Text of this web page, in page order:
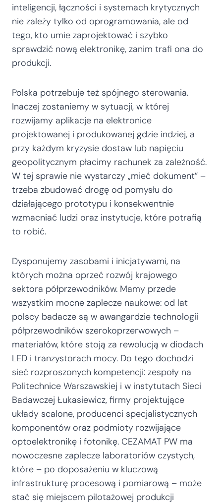
inteligencji, łączności i systemach krytycznych
nie zależy tylko od oprogramowania, ale od
tego, kto umie zaprojektować i szybko
sprawdzić nową elektronikę, zanim trafi ona do
produkcji.
Polska potrzebuje też spójnego sterowania.
Inaczej zostaniemy w sytuacji, w której
rozwijamy aplikacje na elektronice
projektowanej i produkowanej gdzie indziej, a
przy każdym kryzysie dostaw lub napięciu
geopolitycznym płacimy rachunek za zależność.
W tej sprawie nie wystarczy „mieć dokument” –
trzeba zbudować drogę od pomysłu do
działającego prototypu i konsekwentnie
wzmacniać ludzi oraz instytucje, które potrafią
to robić.
Dysponujemy zasobami i inicjatywami, na
których można oprzeć rozwój krajowego
sektora półprzewodników. Mamy przede
wszystkim mocne zaplecze naukowe: od lat
polscy badacze są w awangardzie technologii
półprzewodników szerokoprzerwowych –
materiałów, które stoją za rewolucją w diodach
LED i tranzystorach mocy. Do tego dochodzi
sieć rozproszonych kompetencji: zespoły na
Politechnice Warszawskiej i w instytutach Sieci
Badawczej Łukasiewicz, firmy projektujące
układy scalone, producenci specjalistycznych
komponentów oraz podmioty rozwijające
optoelektronikę i fotonikę. CEZAMAT PW ma
nowoczesne zaplecze laboratoriów czystych,
które – po doposażeniu w kluczową
infrastrukturę procesową i pomiarową – może
stać się miejscem pilotażowej produkcji